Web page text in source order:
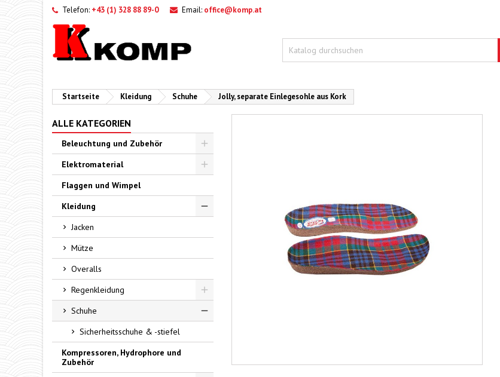
Telefon: +43 (1) 328 88 89-0 Email: office@komp.at
Startseite Kleidung Schuhe Jolly, separate Einlegesohle aus Kork
ALLE KATEGORIEN
Beleuchtung und Zubehör
Elektromaterial
Flaggen und Wimpel
Kleidung
Jacken
Mütze
Overalls
Regenkleidung
Schuhe
Sicherheitsschuhe & -stiefel
Kompressoren, Hydrophore und
Zubehör